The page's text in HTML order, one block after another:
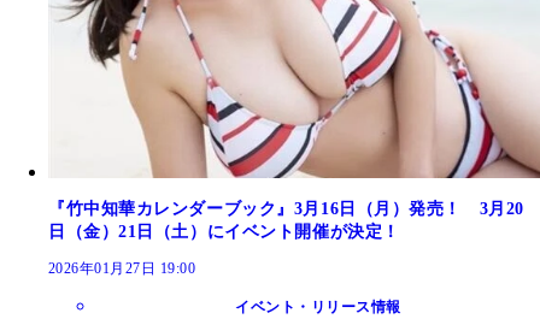
『竹中知華カレンダーブック』3月16日（月）発売！ 3月20
日（金）21日（土）にイベント開催が決定！
2026年01月27日 19:00
イベント・リリース情報